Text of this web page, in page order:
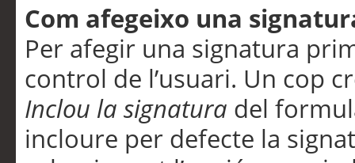
Com afegeixo una
Per afegir una signatura
control de l’usuari. Un cop
Inclou la signatura del
incloure per defecte la